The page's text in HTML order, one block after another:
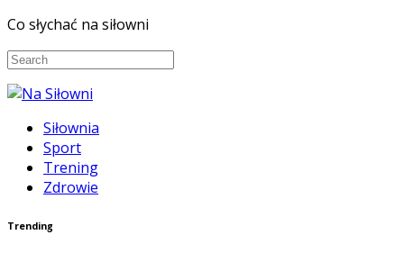
Co słychać na siłowni
Siłownia
Sport
Trening
Zdrowie
Trending